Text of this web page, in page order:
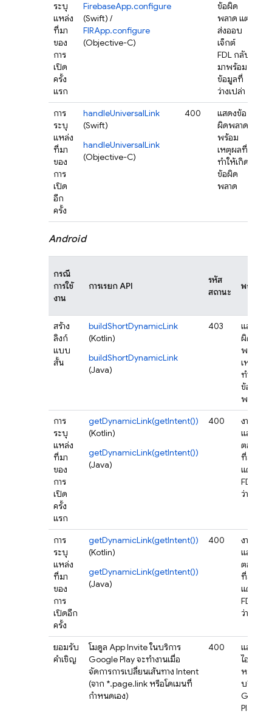
ระบุ
แหล่ง
ที่มา
ของ
การ
เปิด
ครั้ง
แรก
FirebaseApp.configure
(Swift) /
FIRApp.configure
(Objective-C)
ข้อผิด
พลาด แต่
ส่งออบ
เจ็กต์
FDL กลับ
มาพร้อม
ข้อมูลที่
ว่างเปล่า
การ
ระบุ
แหล่ง
ที่มา
ของ
การ
เปิด
อีก
ครั้ง
handleUniversalLink
(Swift)
handleUniversalLink
(Objective-C)
400
แสดงข้อ
ผิดพลาด
พร้อม
เหตุผลที่
ทำให้เกิด
ข้อผิด
พลาด
Android
กรณี
การใช้
งาน
การเรียก API
รหัส
สถานะ
พฤติกรร
สร้าง
ลิงก์
แบบ
สั้น
buildShortDynamicLink
(Kotlin)
buildShortDynamicLink
(Java)
403
แสดงข้อ
ผิดพลาด
พร้อม
เหตุผลที่
ทำให้เกิด
ข้อผิด
พลาด
การ
ระบุ
แหล่ง
ที่มา
ของ
การ
เปิด
ครั้ง
แรก
getDynamicLink(getIntent())
(Kotlin)
getDynamicLink(getIntent())
(Java)
400
งานจะ
แสดงกา
ตอบกลั
ที่สำเร็จ
แต่ข้อมูล
FDL จะ
ว่างเปล่า
การ
ระบุ
แหล่ง
ที่มา
ของ
การ
เปิดอีก
ครั้ง
getDynamicLink(getIntent())
(Kotlin)
getDynamicLink(getIntent())
(Java)
400
งานจะ
แสดงกา
ตอบกลั
ที่สำเร็จ
แต่ข้อมูล
FDL จะ
ว่างเปล่า
ยอมรับ
คำเชิญ
โมดูล App Invite ในบริการ
Google Play จะทำงานเมื่อ
จัดการการเปลี่ยนเส้นทาง Intent
(จาก *.page.link หรือโดเมนที่
กำหนดเอง)
400
แสดง
ไอคอน
หมุนเมื่อ
บริการ
Google
Play